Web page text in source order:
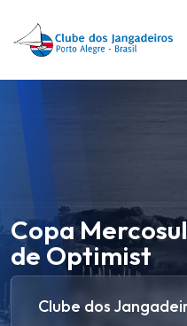
Copa
de Optimist
Clube dos